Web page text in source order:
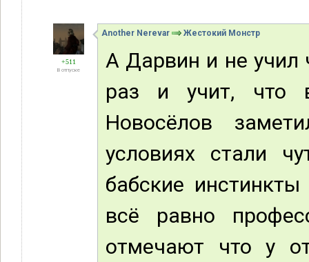
+511
В отпуске
Another Nerevar Жестокий Монстр
А Дарвин и не учил
раз и учит, что
Новосёлов
условиях стали
бабские
всё равно
отмечают что у